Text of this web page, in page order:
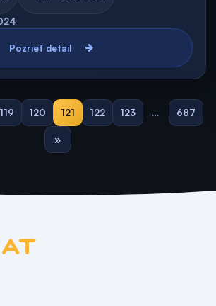
Pozrieť detail
119 120 121 122 123 … 687
»